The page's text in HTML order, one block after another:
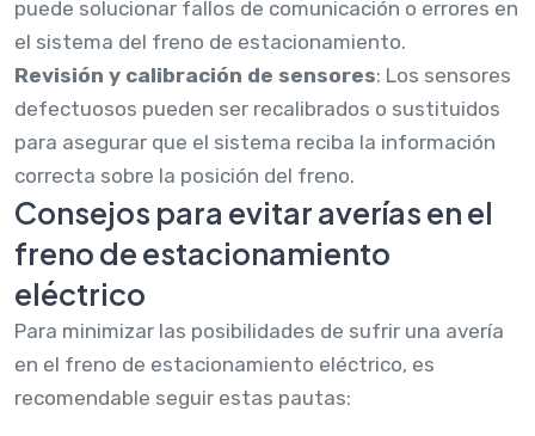
puede solucionar fallos de comunicación o errores en
el sistema del freno de estacionamiento.
Revisión y calibración de sensores: Los sensores
defectuosos pueden ser recalibrados o sustituidos
para asegurar que el sistema reciba la información
correcta sobre la posición del freno.
Consejos para evitar averías en el
freno de estacionamiento
eléctrico
Para minimizar las posibilidades de sufrir una avería
en el freno de estacionamiento eléctrico, es
recomendable seguir estas pautas: